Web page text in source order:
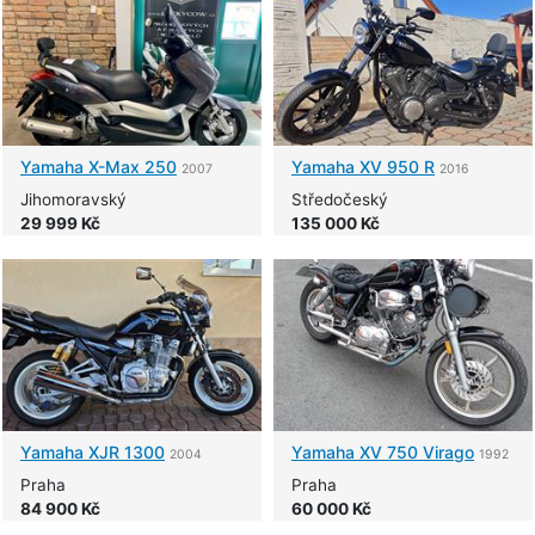
Yamaha X-Max 250 2007
Jihomoravský
29 999 Kč
Yamaha XV 950 R 2016
Středočeský
135 000 Kč
Yamaha XJR 1300 2004
Praha
84 900 Kč
Yamaha XV 750 Virago 1992
Praha
60 000 Kč